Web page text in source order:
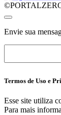
Envie sua
Termos de Uso e
Esse site utiliza
Para mais